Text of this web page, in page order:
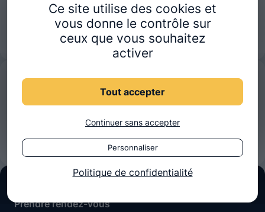
Télécharger la brochure
S'inscrire à la Journée Portes Ouvertes
Une question ?
01 47 40 90 50
Formulaire de contact
Prendre rendez-vous
Ce site utilise des cookies et
vous donne le contrôle sur
ceux que vous souhaitez
activer
Tout accepter
Continuer sans accepter
Personnaliser
Politique de confidentialité